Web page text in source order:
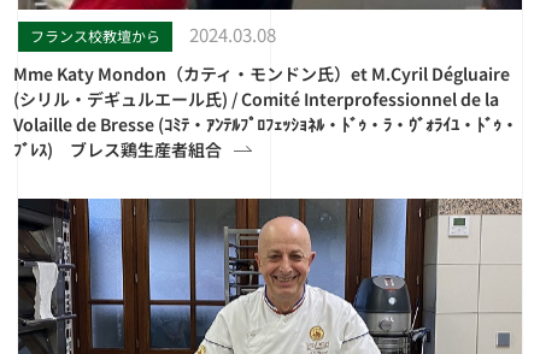
フランス校教壇から 2024.03.08
Mme Katy Mondon（カティ・モンドン氏）et M.Cyril Dégluaire
(シリル・デギュルエール氏) / Comité Interprofessionnel de la
Volaille de Bresse (ｺﾐﾃ・ｱﾝﾃﾙﾌﾟﾛﾌｪｯｼｮﾈﾙ・ﾄﾞｩ・ﾗ・ｳﾞｫﾗｲﾕ・ﾄﾞｩ・
ﾌﾞﾚｽ) ブレス鶏生産者組合